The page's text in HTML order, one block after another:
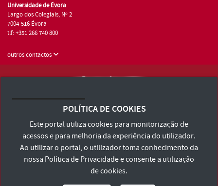
Universidade de Évora
Largo dos Colegiais, Nº 2
7004-516 Évora
tlf: +351 266 740 800
outros contactos
Consulte os Termos e Condições e Política de Privacidade
Declaração de Acessibilidade
POLÍTICA DE COOKIES
Este portal utiliza cookies para monitorização de
acessos e para melhoria da experiência do utilizador.
Ao utilizar o portal, o utilizador toma conhecimento da
nossa Política de Privacidadee consente a utilização
de cookies.